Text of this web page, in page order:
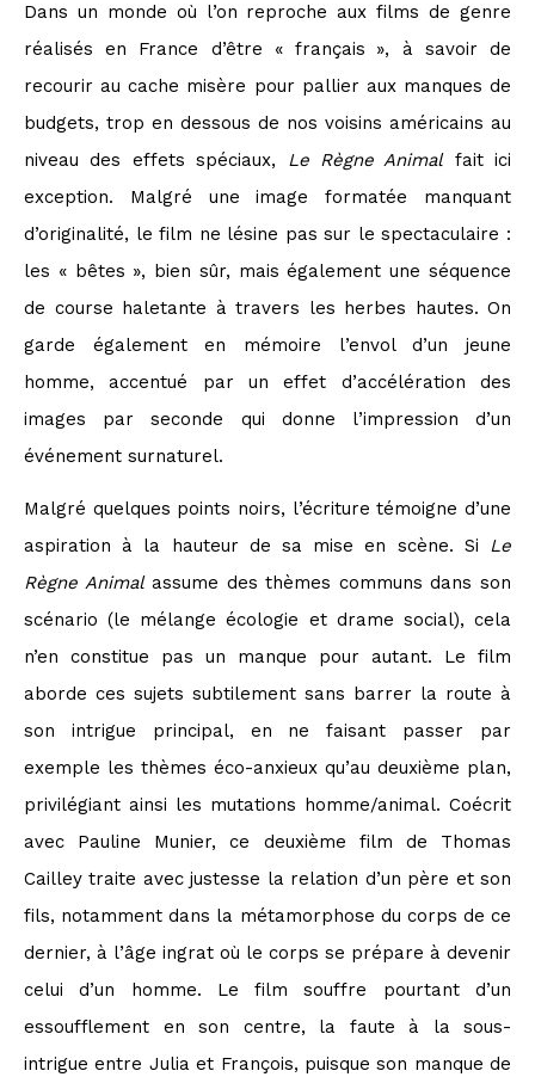
Dans un monde où l’on reproche aux films de genre
réalisés en France d’être « français
», à savoir de
recourir au cache misère pour pallier aux manques de
budgets, trop en dessous de nos voisins américains au
niveau des effets spéciaux, Le Règne Animalfait ici
exception. Malgré une image formatée manquant
d’originalité, le film ne lésine pas sur le spectaculaire :
les « bêtes », bien sûr, mais également une séquence
de course haletante à travers les herbes hautes. On
garde également en mémoire l’envol d’un jeune
homme, accentué par un effet d’accélération des
images par seconde qui donne l’impression d’un
événement surnaturel.
Malgré quelques points noirs, l’écriture témoigne d’une
aspiration à la hauteur de sa mise en scène. Si Le
Règne Animalassume des thèmes communs dans son
scénario (le mélange écologie et drame social), cela
n’en constitue pas un manque pour autant. Le film
aborde ces sujets subtilement sans barrer la route à
son intrigue principal, en ne faisant passer par
exemple les thèmes éco-anxieux qu’au deuxième plan,
privilégiant ainsi les mutations homme/animal. Coécrit
avec Pauline Munier, ce deuxième film de Thomas
Cailley traite avec justesse la relation d’un père et son
fils, notamment dans la métamorphose du corps de ce
dernier, à l’âge ingrat où le corps se prépare à devenir
celui d’un homme. Le film souffre pourtant d’un
essoufflement en son centre, la faute à la sous-
intrigue entre Julia et François, puisque son manque de